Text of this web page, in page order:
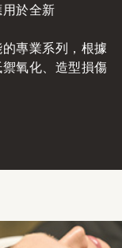
於全新
專業系列，根據
氧化、造型損傷